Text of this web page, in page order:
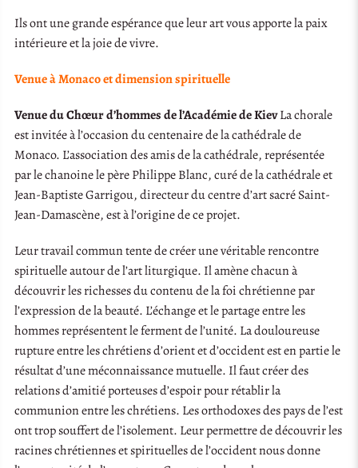
Ils ont une grande espérance que leur art vous apporte la paix
intérieure et la joie de vivre.
Venue à Monaco et dimension spirituelle
Venue du Chœur d’hommes de l’Académie de KievLa chorale
est invitée à l’occasion du centenaire de la cathédrale de
Monaco. L’association des amis de la cathédrale, représentée
par le chanoine le père Philippe Blanc, curé de la cathédrale et
Jean-Baptiste Garrigou, directeur du centre d’art sacré Saint-
Jean-Damascène, est à l’origine de ce projet.
Leur travail commun tente de créer une véritable rencontre
spirituelle autour de l’art liturgique. Il amène chacun à
découvrir les richesses du contenu de la foi chrétienne par
l’expression de la beauté. L’échange et le partage entre les
hommes représentent le ferment de l’unité. La douloureuse
rupture entre les chrétiens d’orient et d’occident est en partie le
résultat d’une méconnaissance mutuelle. Il faut créer des
relations d’amitié porteuses d’espoir pour rétablir la
communion entre les chrétiens. Les orthodoxes des pays de l’est
ont trop souffert de l’isolement. Leur permettre de découvrir les
racines chrétiennes et spirituelles de l’occident nous donne